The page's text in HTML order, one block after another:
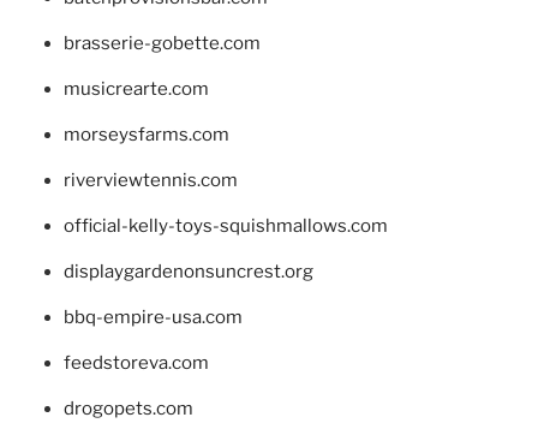
brasserie-gobette.com
musicrearte.com
morseysfarms.com
riverviewtennis.com
official-kelly-toys-squishmallows.com
displaygardenonsuncrest.org
bbq-empire-usa.com
feedstoreva.com
drogopets.com